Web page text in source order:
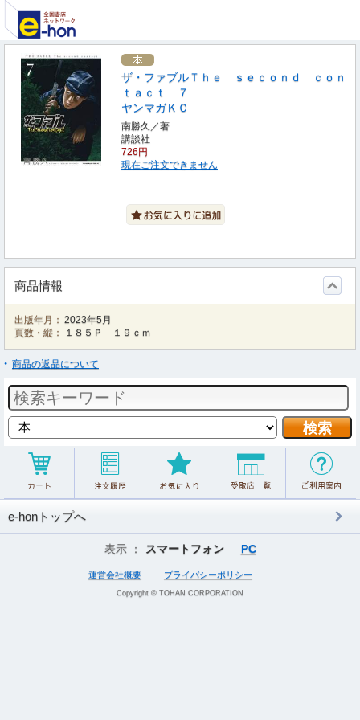
ザ・ファブルＴｈｅ ｓｅｃｏｎｄ ｃｏｎ
ｔａｃｔ ７
ヤンマガＫＣ
南勝久／著
講談社
726円
現在ご注文できません
商品情報
出版年月： 2023年5月
頁数・縦：
１８５Ｐ １９ｃｍ
商品の返品について
e-honトップへ
表示 ： スマートフォン PC
運営会社概要 プライバシーポリシー
Copyright © TOHAN CORPORATION